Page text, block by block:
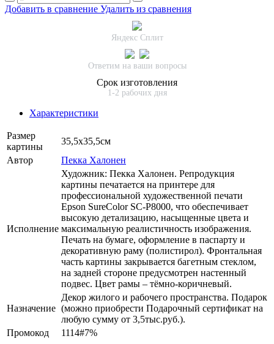
Добавить в сравнение Удалить из сравнения
Яндекс Сплит
Ответим на ваши вопросы
Срок изготовления
1-2 рабочих дня
Характеристики
Размер
картины
35,5х35,5см
Автор
Пекка Халонен
Исполнение
Художник: Пекка Халонен. Репродукция
картины печатается на принтере для
профессиональной художественной печати
Epson SureColor SC-P8000, что обеспечивает
высокую детализацию, насыщенные цвета и
максимальную реалистичность изображения.
Печать на бумаге, оформление в паспарту и
декоративную раму (полистирол). Фронтальная
часть картины закрывается багетным стеклом,
на задней стороне предусмотрен настенный
подвес. Цвет рамы – тёмно-коричневый.
Назначение
Декор жилого и рабочего пространства. Подарок
(можно приобрести Подарочный сертификат на
любую сумму от 3,5тыс.руб.).
Промокод
1114#7%